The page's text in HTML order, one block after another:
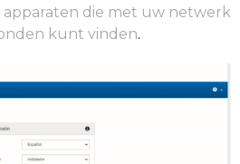
apparaten die met uw netwerk
kunt vinden.